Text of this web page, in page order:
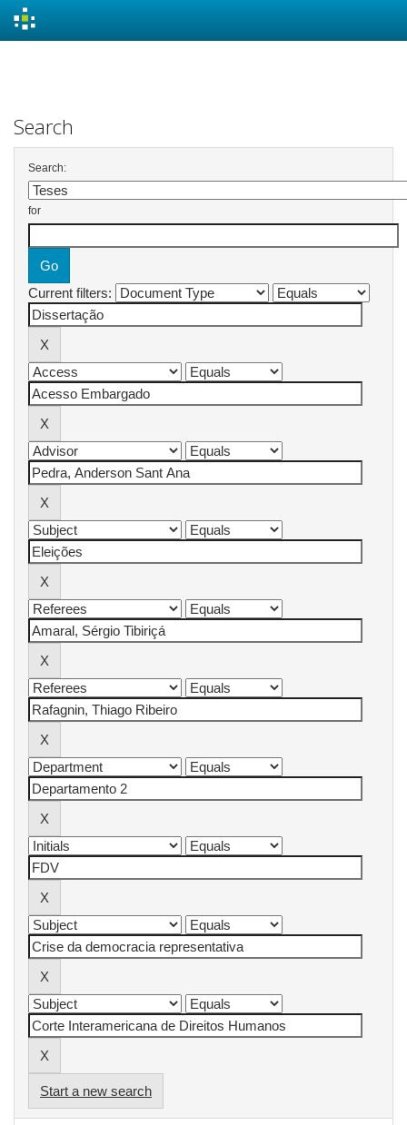
Search
Search:
for
Current filters:
Start a new search